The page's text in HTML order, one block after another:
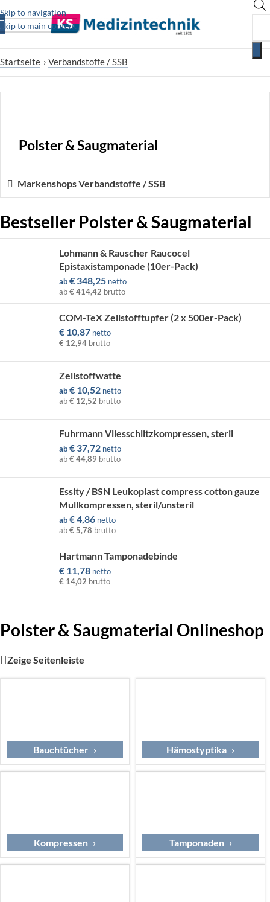
Skip to navigation
Skip to main content
Startseite › Verbandstoffe / SSB
Polster & Saugmaterial
Markenshops Verbandstoffe / SSB
Bestseller Polster & Saugmaterial
Lohmann & Rauscher Raucocel
Epistaxistamponade (10er-Pack)
ab€ 348,25 netto
ab€ 414,42 brutto
COM-TeX Zellstofftupfer (2 x 500er-Pack)
€ 10,87 netto
€ 12,94 brutto
Zellstoffwatte
ab€ 10,52 netto
ab€ 12,52 brutto
Fuhrmann Vliesschlitzkompressen, steril
ab€ 37,72 netto
ab€ 44,89 brutto
Essity / BSN Leukoplast compress cotton gauze
Mullkompressen, steril/unsteril
ab€4,86 netto
ab€ 5,78 brutto
Hartmann Tamponadebinde
€ 11,78 netto
€ 14,02 brutto
Polster & Saugmaterial Onlineshop
Zeige Seitenleiste
Bauchtücher Hämostyptika
Kompressen Tamponaden